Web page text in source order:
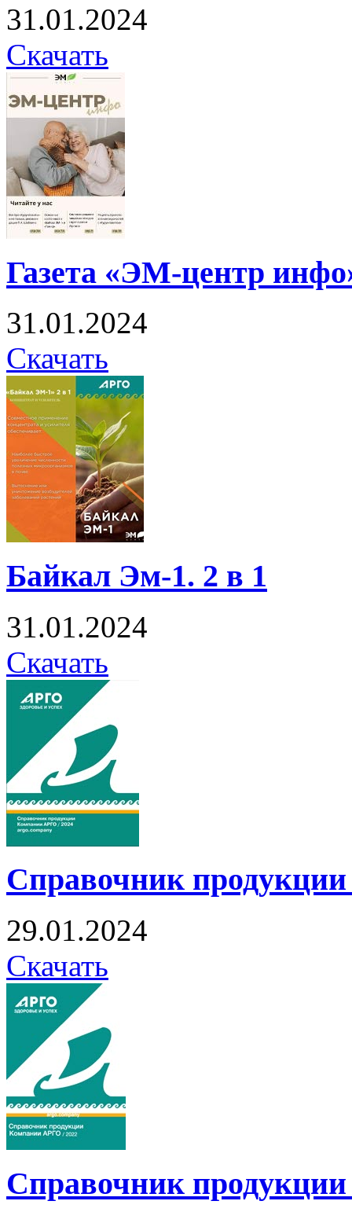
31.01.2024
Скачать
Газета «ЭМ-центр
31.01.2024
Скачать
Байкал Эм-1. 2 в 1
31.01.2024
Скачать
Справочник
29.01.2024
Скачать
Справочник